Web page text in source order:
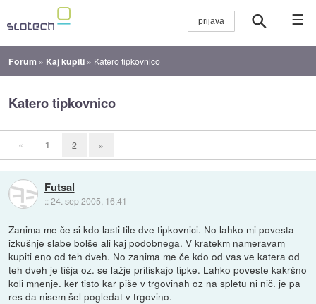
☰
Forum » Kaj kupiti » Katero tipkovnico
Katero tipkovnico
« 1 2 »
Futsal
::24. sep 2005, 16:41
Zanima me če si kdo lasti tile dve tipkovnici. No lahko mi povesta
izkušnje slabe bolše ali kaj podobnega. V kratekm nameravam
kupiti eno od teh dveh. No zanima me če kdo od vas ve katera od
teh dveh je tišja oz. se lažje pritiskajo tipke. Lahko poveste kakršno
koli mnenje. ker tisto kar piše v trgovinah oz na spletu ni nič. je pa
res da nisem šel pogledat v trgovino.